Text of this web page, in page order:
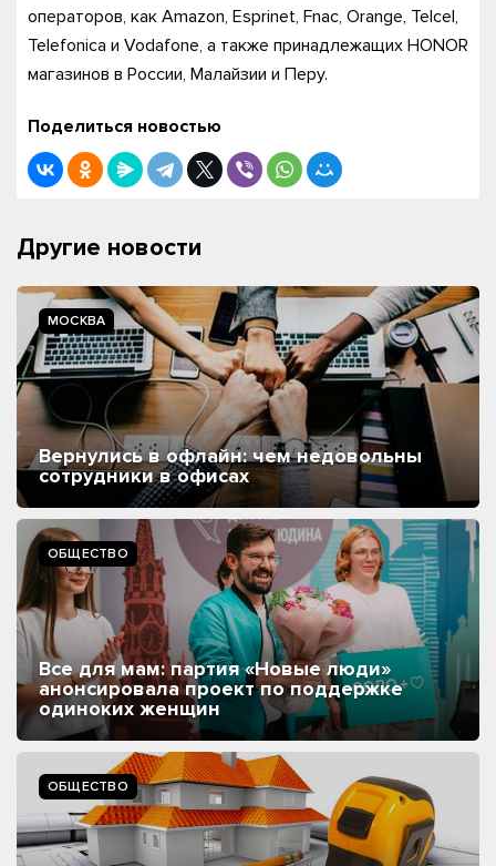
операторов, как Amazon, Esprinet, Fnac, Orange, Telcel,
Telefonica и Vodafone, а также принадлежащих HONOR
магазинов в России, Малайзии и Перу.
Поделиться новостью
Другие новости
МОСКВА
Вернулись в офлайн: чем недовольны
сотрудники в офисах
ОБЩЕСТВО
Все для мам: партия «Новые люди»
анонсировала проект по поддержке
одиноких женщин
ОБЩЕСТВО